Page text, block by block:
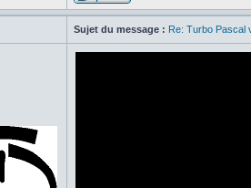
Sujet du message : Re: Turbo Pascal